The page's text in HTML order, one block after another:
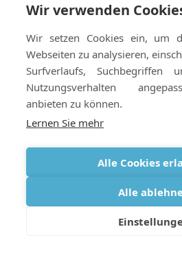
Reisen mit COPD im
hat sich geändert
gleich?
Wir verwenden
Wir setzen Cookies ein, um
Webseiten zu analysieren,
Surfverlaufs,
Nutzungsverhalten
anbieten zu können.
Lernen Sie mehr
Alle Cookies
Alle